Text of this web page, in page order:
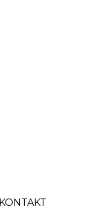
KONTAKT